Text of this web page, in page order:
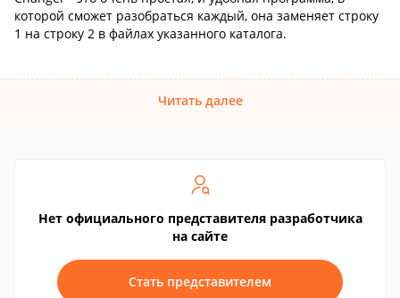
которой сможет разобраться каждый, она заменяет строку
1 на строку 2 в файлах указанного каталога.
Читать далее
Нет официального представителя разработчика
на сайте
Стать представителем